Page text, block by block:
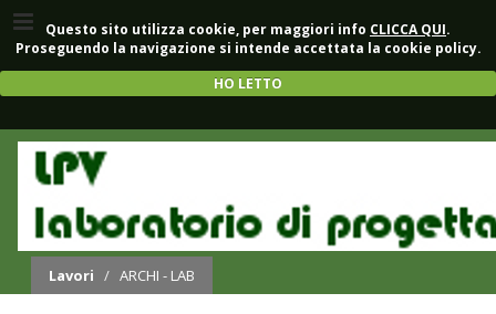
Questo sito utilizza cookie, per maggiori info CLICCA QUI.
Proseguendo la navigazione si intende accettata la cookie policy.
HO LETTO
RICETTIVO
Lavori / ARCHI - LAB